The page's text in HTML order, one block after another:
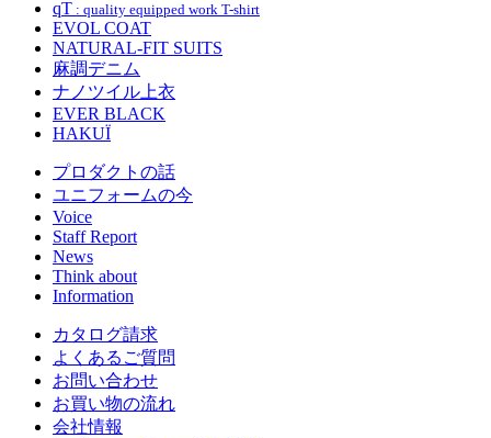
qT : quality equipped work T-shirt
EVOL COAT
NATURAL-FIT SUITS
麻調デニム
ナノツイル上衣
EVER BLACK
HAKUÏ
プロダクトの話
ユニフォームの今
Voice
Staff Report
News
Think about
Information
カタログ請求
よくあるご質問
お問い合わせ
お買い物の流れ
会社情報